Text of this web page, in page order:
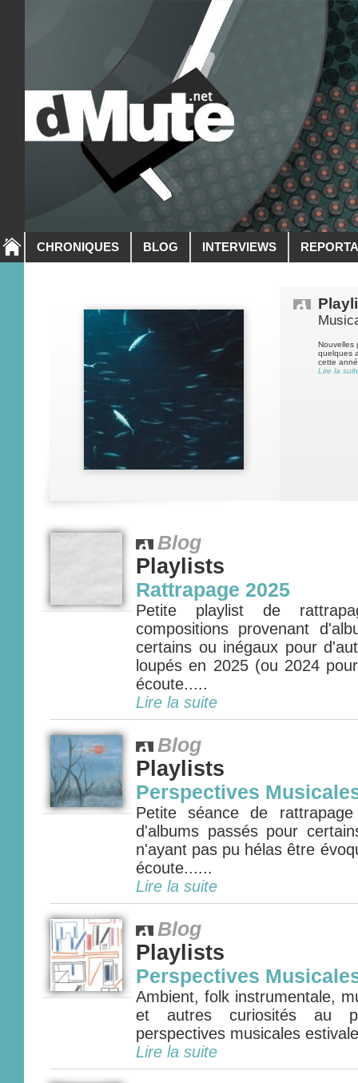
CHRONIQUES BLOG INTERVIEWS
Nouvelles
quelques
cette
Lire la
Blog
Playlists
Rattrapage 2025
Petite playlist de
compositions provenant
certains ou inégaux pour
loupés en 2025 (ou 2024
écoute.....
Lire la suite
Blog
Playlists
Perspectives
Petite séance de
d'albums passés pour
n'ayant pas pu hélas être
écoute......
Lire la suite
Blog
Playlists
Perspectives
Ambient, folk instrumentale,
et autres curiosités au
perspectives musicales
Lire la suite